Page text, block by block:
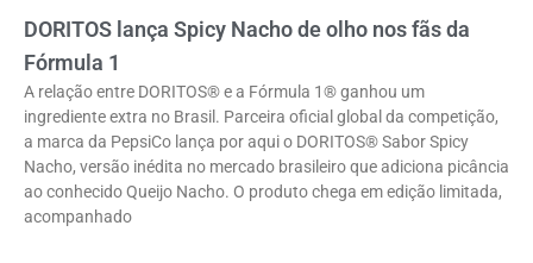
DORITOS lança Spicy Nacho de olho nos fãs da
Fórmula 1
A relação entre DORITOS® e a Fórmula 1® ganhou um
ingrediente extra no Brasil. Parceira oficial global da competição,
a marca da PepsiCo lança por aqui o DORITOS® Sabor Spicy
Nacho, versão inédita no mercado brasileiro que adiciona picância
ao conhecido Queijo Nacho. O produto chega em edição limitada,
acompanhado